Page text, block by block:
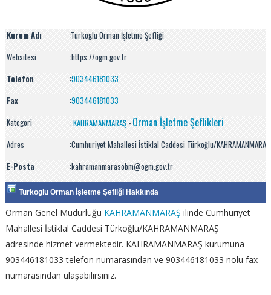
Kurum Adı :Turkoglu Orman İşletme Şefliği
Websitesi
:https://ogm.gov.tr
Telefon
:903446181033
Fax
:903446181033
Kategori
:KAHRAMANMARAŞ- Orman İşletme Şeflikleri
Adres
:Cumhuriyet Mahallesi İstiklal Caddesi Türkoğlu/KAHRAMANMARAŞ
E-Posta
:kahramanmarasobm@ogm.gov.tr
Turkoglu Orman İşletme Şefliği Hakkında
Orman Genel Müdürlüğü KAHRAMANMARAŞ ilinde Cumhuriyet
Mahallesi İstiklal Caddesi Türkoğlu/KAHRAMANMARAŞ
adresinde hizmet vermektedir. KAHRAMANMARAŞ kurumuna
903446181033 telefon numarasından ve 903446181033 nolu fax
numarasından ulaşabilirsiniz.